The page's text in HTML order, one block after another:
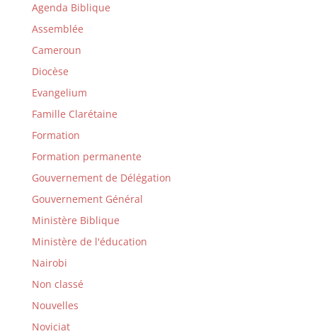
Agenda Biblique
Assemblée
Cameroun
Diocèse
Evangelium
Famille Clarétaine
Formation
Formation permanente
Gouvernement de Délégation
Gouvernement Général
Ministère Biblique
Ministère de l'éducation
Nairobi
Non classé
Nouvelles
Noviciat